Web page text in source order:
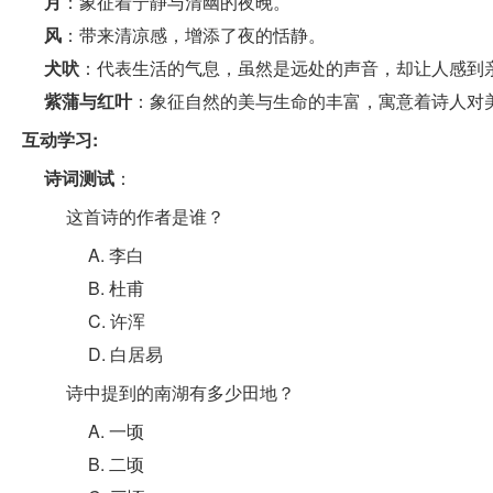
风 ：带来清凉感，增添了夜的恬静。
犬吠 ：代表生活的气息，虽然是远处的声音，却让人感到
紫蒲与红叶：象征自然的美与生命的丰富，寓意着诗人对
互动学习:
诗词测试 ：
这首诗的作者是谁？
A. 李白
B. 杜甫
C. 许浑
D. 白居易
诗中提到的南湖有多少田地？
A. 一顷
B. 二顷